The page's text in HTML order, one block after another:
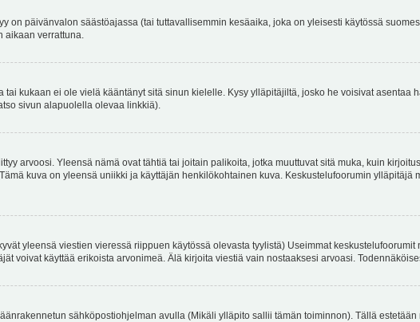
on päivänvalon säästöajassa (tai tuttavallisemmin kesäaika, joka on yleisesti käytössä
aikaan verrattuna.
kukaan ei ole vielä kääntänyt sitä sinun kielelle. Kysy ylläpitäjiltä, josko he voisivat
sivun alapuolella olevaa linkkiä).
arvoosi. Yleensä nämä ovat tähtiä tai joitain palikoita, jotka muuttuvat sitä muka, kuin
kuva on yleensä uniikki ja käyttäjän henkilökohtainen kuva. Keskustelufoorumin ylläpitäjä
yleensä viestien vieressä riippuen käytössä olevasta tyylistä) Useimmat
voivat käyttää erikoista arvonimeä. Älä kirjoita viestiä vain nostaaksesi arvoasi.
sähköpostiohjelman avulla (Mikäli ylläpito sallii tämän toiminnon). Tällä